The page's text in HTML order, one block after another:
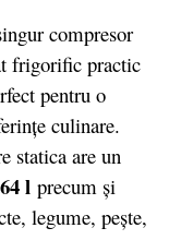
compresor
frigorific practic
pentru o
culinare.
statica are un
l precum și
legume, pește,